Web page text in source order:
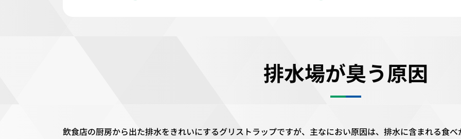
排水場が臭う原因
飲食店の厨房から出た排水をきれいにするグリストラップですが、主なにおい原因は、排水に含まれる食